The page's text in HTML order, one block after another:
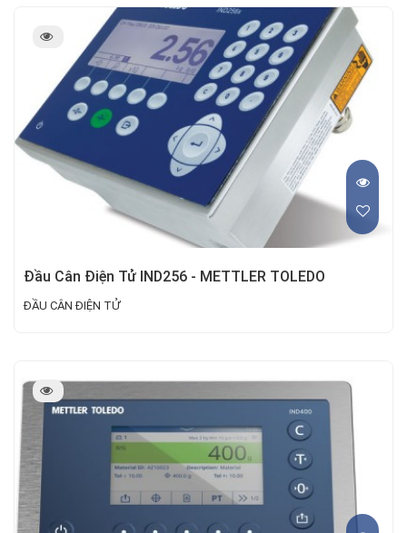
Đầu Cân Điện Tử IND256 - METTLER TOLEDO
ĐẦU CÂN ĐIỆN TỬ